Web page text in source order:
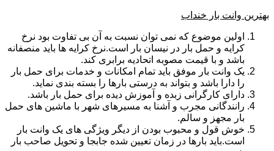
بهترین وانت بار خنداب
اولین موضوع که نمی توان نسبت به آن بی تفاوت بود نرخ
کرایه و حمل بار در نیسان بار است.نرخ کرایه ها باید منصفانه
باشد و با قیمت مصوبه اتحادیه برابری کند.
یک وانت بار موفق باید تمام امکانات و خدمات برای حمل بار
را دارا باشد و بتواند به درستی بارها را بسته بندی نماید.
دارای کارگرانی زبده و آموزش دیده برای حمل بار باشد.
رانندگانی مجرب و آشنا به مسیرهای شهر با ماشین های حمل
بار مجهز و سالم.
خوش قول و محبوب بودن از دیگر ویژگی های یک وانت بار
است.باید بارها در زمان تعیین شده جابجا و تحویل صاحب بار